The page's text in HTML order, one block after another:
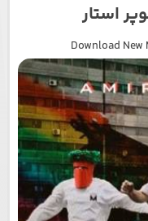
استار
Download New